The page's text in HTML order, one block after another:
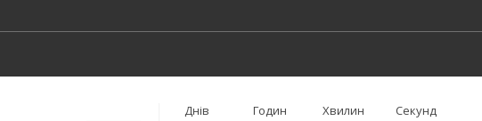
Днів Годин Хвилин Секунд